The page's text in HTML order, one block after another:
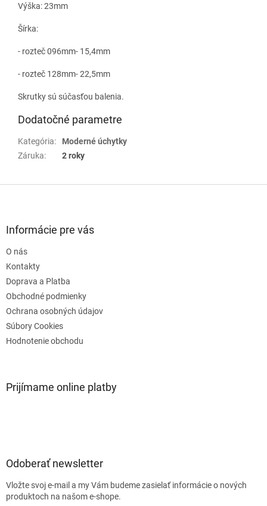
Výška: 23mm
Šírka:
- rozteč 096mm- 15,4mm
- rozteč 128mm- 22,5mm
Skrutky sú súčasťou balenia.
Dodatočné parametre
Kategória:
Moderné úchytky
Záruka: 2 roky
Informácie pre vás
O nás
Kontakty
Doprava a Platba
Obchodné podmienky
Ochrana osobných údajov
Súbory Cookies
Hodnotenie obchodu
Prijímame online platby
Odoberať newsletter
Vložte svoj e-mail a my Vám budeme zasielať informácie o nových
produktoch na našom e-shope.